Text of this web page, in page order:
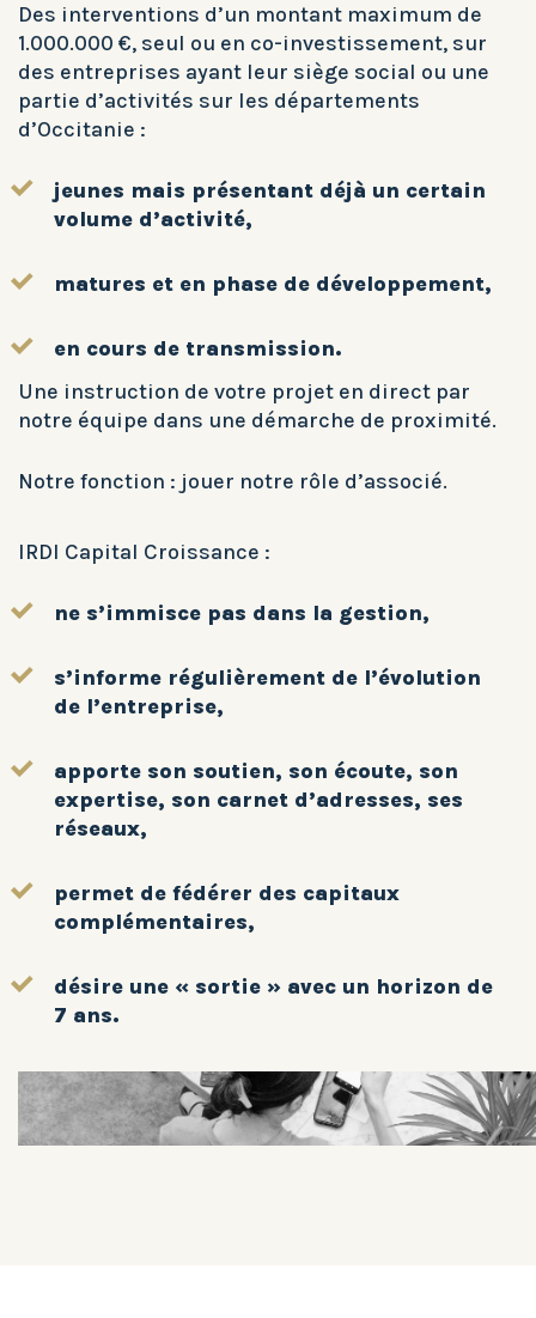
Des interventions d’un montant maximum de
1.000.000 €, seul ou en co-investissement, sur
des entreprises ayant leur siège social ou une
partie d’activités sur les départements
d’Occitanie :
jeunes mais présentant déjà un certain
volume d’activité,
matures et en phase de développement,
en cours de transmission.
Une instruction de votre projet en direct par
notre équipe dans une démarche de proximité.
Notre fonction : jouer notre rôle d’associé.
IRDI Capital Croissance :
ne s’immisce pas dans la gestion,
s’informe régulièrement de l’évolution
de l’entreprise,
apporte son soutien, son écoute, son
expertise, son carnet d’adresses, ses
réseaux,
permet de fédérer des capitaux
complémentaires,
désire une « sortie » avec un horizon de
7 ans.